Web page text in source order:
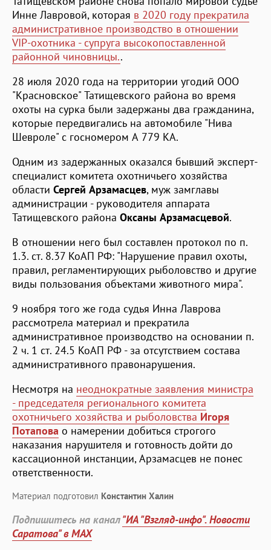
Инне Лавровой, которая в 2020 году прекратила
административное производство в отношении
VIP-охотника - супруга высокопоставленной
районной чиновницы..
28 июля 2020 года на территории угодий ООО
"Красновское" Татищевского района во время
охоты на сурка были задержаны два гражданина,
которые передвигались на автомобиле "Нива
Шевроле" с госномером А 779 КА.
Одним из задержанных оказался бывший эксперт-
специалист комитета охотничьего хозяйства
области Сергей Арзамасцев, муж замглавы
администрации - руководителя аппарата
Татищевского района Оксаны Арзамасцевой.
В отношении него был составлен протокол по п.
1.3. ст. 8.37 КоАП РФ: "Нарушение правил охоты,
правил, регламентирующих рыболовство и другие
виды пользования объектами животного мира".
9 ноября того же года судья Инна Лаврова
рассмотрела материал и прекратила
административное производство на основании п.
2 ч. 1 ст. 24.5 КоАП РФ - за отсутствием состава
административного правонарушения.
Несмотря на неоднократные заявления министра
- председателя регионального комитета
охотничьего хозяйства и рыболовства Игоря
Потапова о намерении добиться строгого
наказания нарушителя и готовность дойти до
кассационной инстанции, Арзамасцев не понес
ответственности.
Материал подготовил Константин Халин
Подпишитесь на канал"ИА "Взгляд-инфо". Новости
Саратова" в MAX